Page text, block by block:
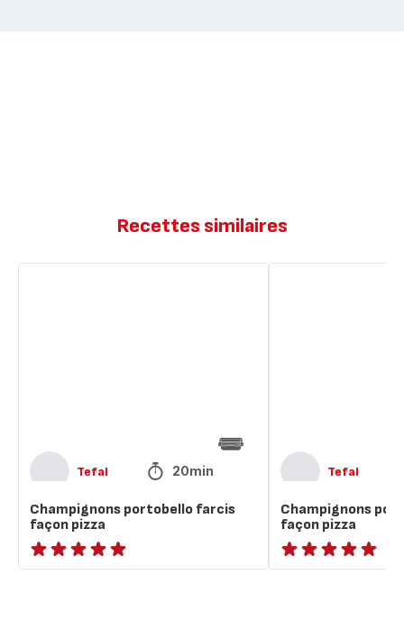
Recettes similaires
Tefal 20min
Champignons portobello farcis
façon pizza
ratings.NaN
Tefal
Champignons
façon pizza
ratings.NaN